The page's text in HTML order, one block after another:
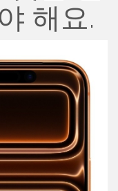
해요.